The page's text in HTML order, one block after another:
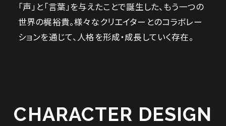
「声」と「言葉」を与えたことで誕生した、もう一つの
世界の梶裕貴。様々なクリエイターとのコラボレー
ションを通じて、人格を形成・成長していく存在。
CHARACTER DESIGN